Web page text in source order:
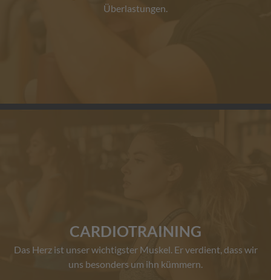
Überlastungen.
CARDIOTRAINING
Das Herz ist unser wichtigster Muskel. Er verdient, dass wir
uns besonders um ihn kümmern.